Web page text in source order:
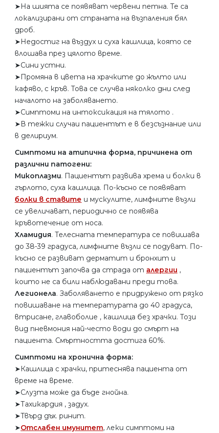
➤На шията се появяват червени петна. Те са
локализирани от страната на възпаления бял
дроб.
➤Недостиг на въздух и суха кашлица, която се
влошава през цялото време.
➤Сини устни.
➤Промяна в цвета на храчките до жълто или
кафяво, с кръв. Това се случва няколко дни след
началото на заболяването.
➤Симптоми на интоксикация на тялото .
➤В тежки случаи пациентът е в безсъзнание или
в делириум.
Симптоми на атипична форма, причинена от
различни патогени:
Микоплазми. Пациентът развива хрема и болки в
гърлото, суха кашлица. По-късно се появяват
болки в ставите и мускулите, лимфните възли
се увеличават, периодично се появява
кръвотечение от носа.
Хламидия. Телесната температура се повишава
до 38-39 градуса, лимфните възли се подуват. По-
късно се развиват дерматит и бронхит и
пациентът започва да страда от алергии ,
които не са били наблюдавани преди това.
Легионела. Заболяването е придружено от рязко
повишаване на температурата до 40 градуса,
втрисане, главоболие , кашлица без храчки. Този
вид пневмония най-често води до смърт на
пациента. Смъртността достига 60%.
Симптоми на хронична форма:
➤Кашлица с храчки, притеснява пациента от
време на време.
➤Слузта може да бъде гнойна.
➤Тахикардия , задух.
➤Твърд дъх. ринит.
➤Отслабен имунитет, леки симптоми на